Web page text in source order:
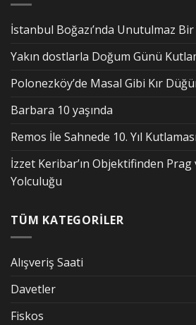
İstanbul Boğazı’nda Unutulmaz
Yakın dostlarla Doğum Günü
Polonezköy’de Masal Gibi Kır
Barbara 10 yaşında
Remos İle Sahnede 10. Yıl Kutlaması
İzzet Keribar’ın Objektifinden
Yolculuğu
TÜM KATEGORİLER
Alışveriş Saati
Davetler
Fiskos